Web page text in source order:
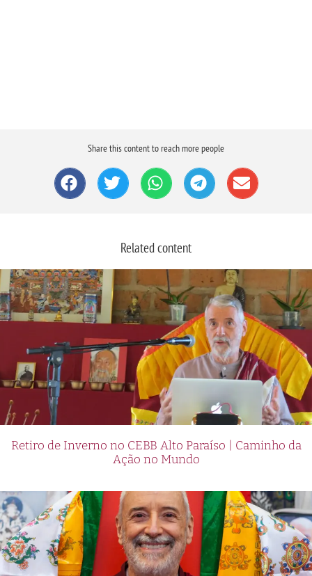
Share this content to reach more people
Related content
Retiro de Inverno no CEBB Alto Paraíso | Caminho da
Ação no Mundo